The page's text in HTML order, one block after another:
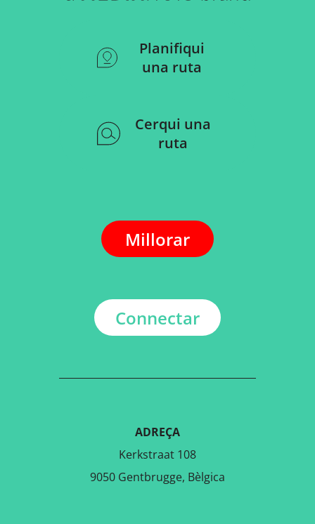
Planifiqui
una ruta
Cerqui una
ruta
Millorar
Connectar
ADREÇA
Kerkstraat 108
9050 Gentbrugge, Bèlgica